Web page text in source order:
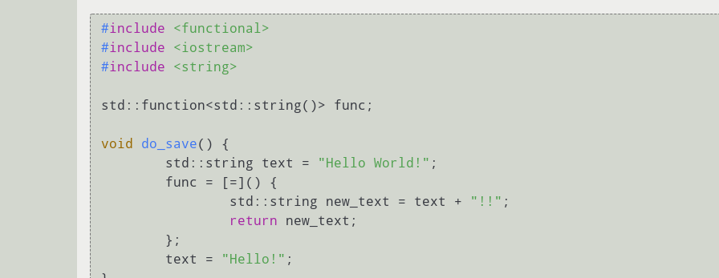
#include
<functional>
#include
<iostream>
#include <string>
std::function<std::string()> func;
void do_save()
{
	std::string text =
"Hello World!" ;
		std::string new_text = text +
"!!" ;
return new_text;
	text =
"Hello!" ;